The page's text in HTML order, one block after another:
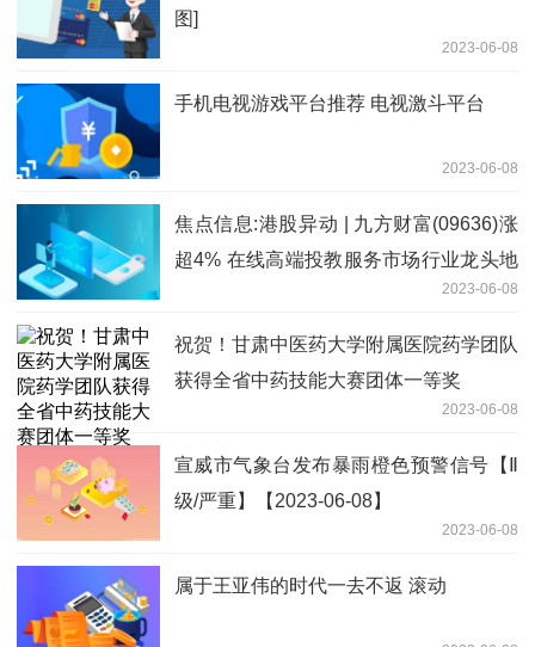
图]
2023-06-08
手机电视游戏平台推荐 电视激斗平台
2023-06-08
焦点信息:港股异动 | 九方财富(09636)涨
超4% 在线高端投教服务市场行业龙头地
位巩固 业绩及估值有望彰显高弹性2023-06-08
祝贺！甘肃中医药大学附属医院药学团队
获得全省中药技能大赛团体一等奖
2023-06-08
宣威市气象台发布暴雨橙色预警信号【Ⅱ
级/严重】【2023-06-08】
2023-06-08
属于王亚伟的时代一去不返 滚动